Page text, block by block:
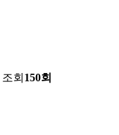
조회 150회